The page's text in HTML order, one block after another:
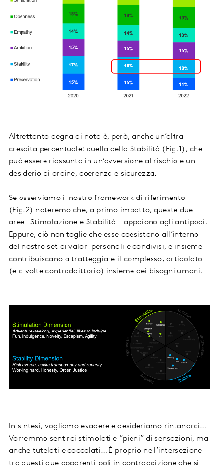
Altrettanto degna di nota è, però, anche un’altra
crescita percentuale: quella della Stabilità (Fig.1), che
può essere riassunta in un’avversione al rischio e un
desiderio di ordine, coerenza e sicurezza.
Se osserviamo il nostro framework di riferimento
(Fig.2) noteremo che, a primo impatto, queste due
aree – Stimolazione e Stabilità - appaiono agli antipodi.
Eppure, ciò non toglie che esse coesistano all’interno
del nostro set di valori personali e condivisi, e insieme
contribuiscano a tratteggiare il complesso, articolato
(e a volte contraddittorio) insieme dei bisogni umani.
In sintesi, vogliamo evadere e desideriamo rintanarci…
Vorremmo sentirci stimolati e “pieni” di sensazioni, ma
anche tutelati e coccolati… È proprio nell’intersezione
tra questi due apparenti poli in contraddizione che si